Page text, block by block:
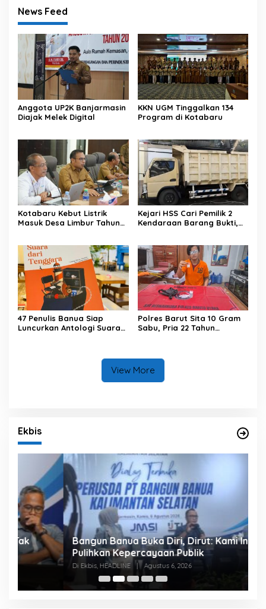
News Feed
Anggota UP2K Banjarmasin
Diajak Melek Digital
KKN UGM Tinggalkan 134
Program di Kotabaru
Kotabaru Kebut Listrik
Masuk Desa Limbur Tahun
Kejari HSS Cari Pemilik 2
Kendaraan Barang Bukti,
47 Penulis Banua Siap
Luncurkan Antologi Suara
Polres Barut Sita 10 Gram
Sabu, Pria 22 Tahun
View More
Ekbis
Bangun Banua Buka Diri, Dirut: Kami Ingin
Pulihkan Kepercayaan Publik
Di Ekbis, HEADLINE | Agustus 6, 2026